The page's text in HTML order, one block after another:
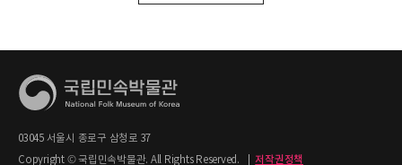
03045 서울시 종로구 삼청로 37
Copyright © 국립민속박물관. All Rights Reserved.
저작권정책